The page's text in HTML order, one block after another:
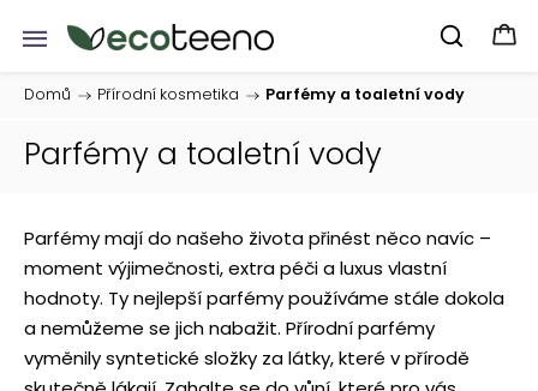
Domů / Přírodní kosmetika / Parfémy a toaletní vody
Parfémy a toaletní vody
Parfémy mají do našeho života přinést něco navíc –
moment výjimečnosti, extra péči a luxus vlastní
hodnoty. Ty nejlepší parfémy používáme stále dokola
a nemůžeme se jich nabažit. Přírodní parfémy
vyměnily syntetické složky za látky, které v přírodě